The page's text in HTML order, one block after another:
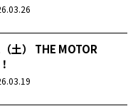
土） THE MOTOR